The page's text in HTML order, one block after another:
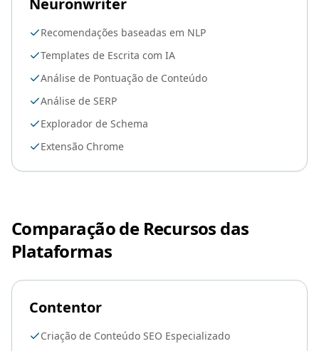
Neuronwriter
Recomendações baseadas em NLP
Templates de Escrita com IA
Análise de Pontuação de Conteúdo
Análise de SERP
Explorador de Schema
Extensão Chrome
Comparação de Recursos das
Plataformas
Contentor
Criação de Conteúdo SEO Especializado